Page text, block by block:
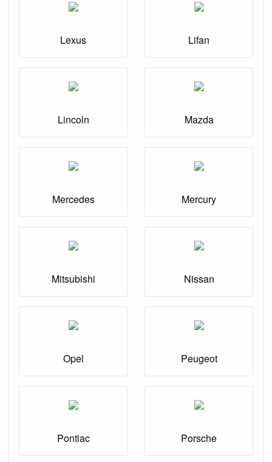
Lexus Lifan
Lincoln Mazda
Mercedes Mercury
Mitsubishi Nissan
Opel Peugeot
Pontiac Porsche